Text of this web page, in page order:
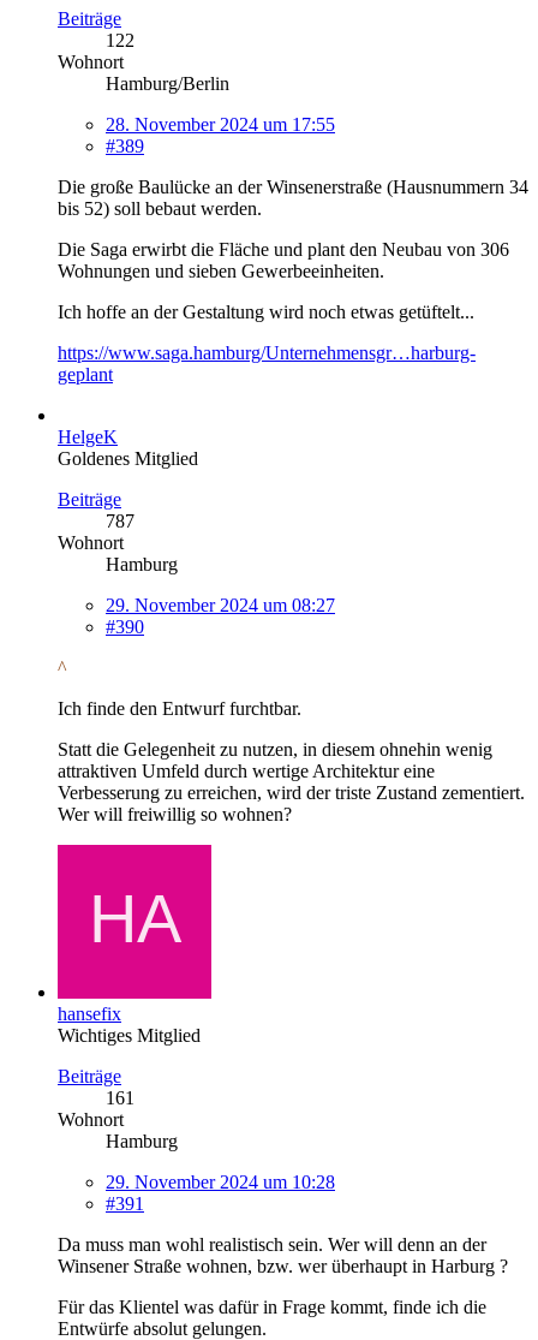
Beiträge
122
Wohnort
Hamburg/Berlin
28. November 2024 um 17:55
#389
Die große Baulücke an der Winsenerstraße (Hausnummern 34
bis 52) soll bebaut werden.
Die Saga erwirbt die Fläche und plant den Neubau von 306
Wohnungen und sieben Gewerbeeinheiten.
Ich hoffe an der Gestaltung wird noch etwas getüftelt...
https://www.saga.hamburg/Unternehmensgr…harburg-
geplant
HelgeK
Goldenes Mitglied
Beiträge
787
Wohnort
Hamburg
29. November 2024 um 08:27
#390
^
Ich finde den Entwurf furchtbar.
Statt die Gelegenheit zu nutzen, in diesem ohnehin wenig
attraktiven Umfeld durch wertige Architektur eine
Verbesserung zu erreichen, wird der triste Zustand zementiert.
Wer will freiwillig so wohnen?
hansefix
Wichtiges Mitglied
Beiträge
161
Wohnort
Hamburg
29. November 2024 um 10:28
#391
Da muss man wohl realistisch sein. Wer will denn an der
Winsener Straße wohnen, bzw. wer überhaupt in Harburg ?
Für das Klientel was dafür in Frage kommt, finde ich die
Entwürfe absolut gelungen.